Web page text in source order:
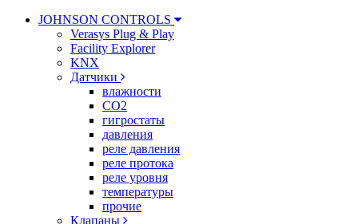
JOHNSON CONTROLS
Verasys Plug & Play
Facility Explorer
KNX
Датчики
влажности
CO2
гигростаты
давления
реле давления
реле протока
реле уровня
температуры
прочие
Клапаны